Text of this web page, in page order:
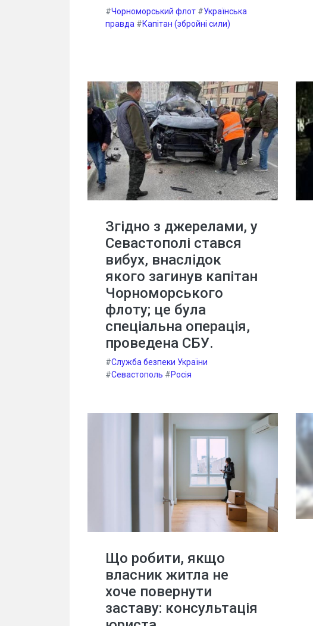
#Чорноморський флот #Українська
правда #Капітан (збройні сили)
Згідно з джерелами, у
Севастополі стався
вибух, внаслідок
якого загинув капітан
Чорноморського
флоту; це була
спеціальна операція,
проведена СБУ.
#Служба безпеки України
#Севастополь #Росія
Що робити, якщо
власник житла не
хоче повернути
заставу: консультація